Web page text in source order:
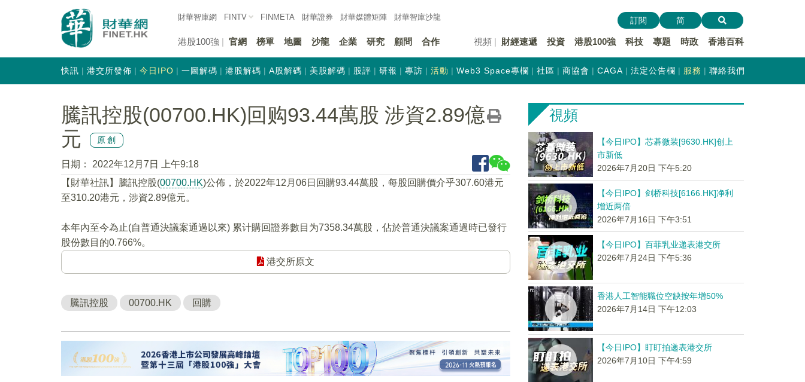
財華智庫網 FINTV FINMETA 財華證券 財華媒體矩陣 財華智庫沙龍
港股100強 官網 榜單 地圖 沙龍 企業 研究 顧問 合作 視頻 財經速遞 投資 港股100強 科技 專題 時政 香港百科
訂閱 简
快訊 港交所發佈 今日IPO 一圖解碼 港股解碼 A股解碼 美股解碼 股評 研報 專訪 活動 Web3 Space專欄 社區 商協會 CAGA 法定公告欄 服務 聯絡我們
騰訊控股(00700.HK)回购93.44萬股 涉資2.89億
元
原創
日期：
2022年12月7日 上午9:18
【財華社訊】騰訊控股(00700.HK)公佈，於2022年12月06日回購93.44萬股，每股回購價介乎307.60港元
至310.20港元，涉資2.89億元。
本年內至今為止(自普通決議案通過以來) 累计購回證券數目为7358.34萬股，佔於普通決議案通過時已發行
股份數目的0.766%。
港交所原文
騰訊控股 00700.HK 回購
視頻
【今日IPO】芯碁微装[9630.HK]创上
市新低
2026年7月20日 下午5:20
【今日IPO】剑桥科技[6166.HK]净利
增近两倍
2026年7月16日 下午3:51
【今日IPO】百菲乳业递表港交所
2026年7月24日 下午5:36
香港人工智能職位空缺按年增50%
2026年7月14日 下午12:03
【今日IPO】盯盯拍递表港交所
2026年7月10日 下午4:59